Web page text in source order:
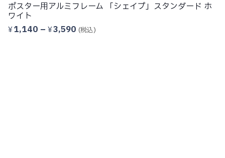
ポスター用アルミフレーム 「シェイプ」スタンダード ホ
ワイト
¥1,140 – ¥3,590 価
(税込)